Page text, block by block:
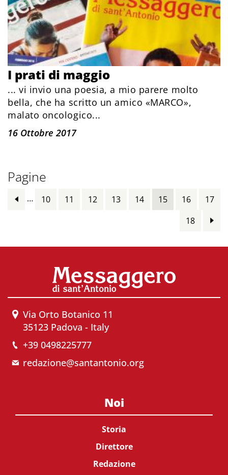
I prati di maggio
... vi invio una poesia, a mio parere molto
bella, che ha scritto un amico «MARCO»,
malato oncologico...
16 Ottobre 2017
Pagine
… 10 11 12 13 14 15 16
17
18
Via Orto Botanico 11
35123 Padova - Italy
+39 0498225777
redazione@santantonio.org
Noi
Storia
Direttore
Redazione